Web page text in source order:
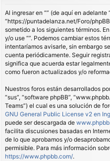
s
Al ingresar en “” (de aquí en adelante
“https://puntadelanza.net/Foro/
sometido a los siguientes términos.
y/o use “”. Podemos cambiar estos
intentaríamos avisarle, sin embargo
cuenta periódicamente. Seguir
significa que acuerda estar
como fueron actualizados y/o
Nuestros foros están desarrollados
“sus”, “software phpBB”,
Teams”) el cual es una solución de
GNU General Public License v2 en
puede ser descargada de
facilita discusiones basadas en
de lo que aprobamos y/o
permisible. Para más información
https://www.phpbb.com/.